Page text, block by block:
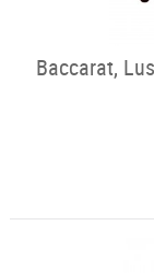
Baccarat,